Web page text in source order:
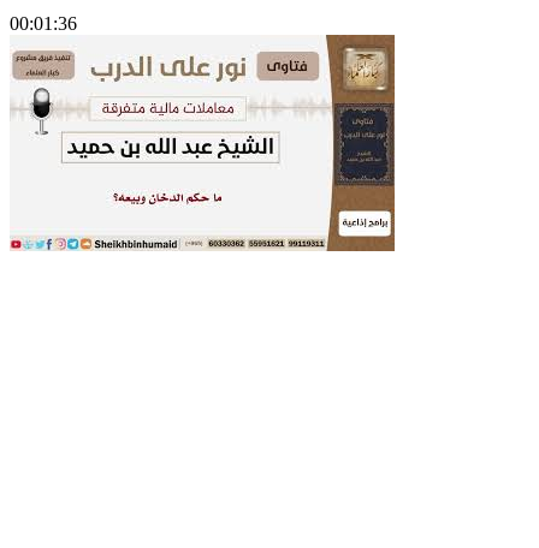
00:01:36